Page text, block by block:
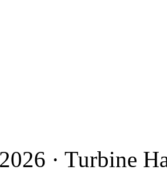
· Turbine